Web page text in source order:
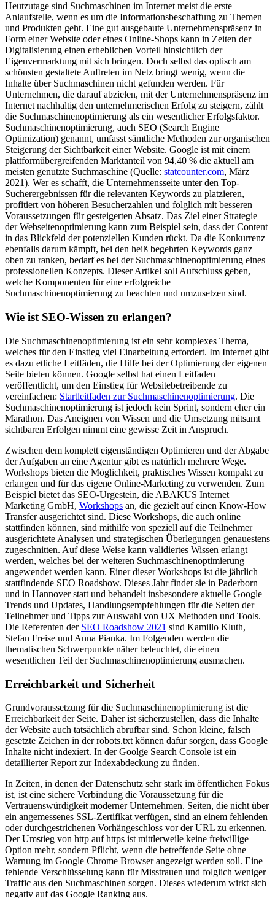
Heutzutage sind Suchmaschinen im Internet meist die erste
Anlaufstelle, wenn es um die Informationsbeschaffung zu Themen
und Produkten geht. Eine gut ausgebaute Unternehmenspräsenz in
Form einer Website oder eines Online-Shops kann in Zeiten der
Digitalisierung einen erheblichen Vorteil hinsichtlich der
Eigenvermarktung mit sich bringen. Doch selbst das optisch am
schönsten gestaltete Auftreten im Netz bringt wenig, wenn die
Inhalte über Suchmaschinen nicht gefunden werden. Für
Unternehmen, die darauf abzielen, mit der Unternehmenspräsenz im
Internet nachhaltig den unternehmerischen Erfolg zu steigern, zählt
die Suchmaschinenoptimierung als ein wesentlicher Erfolgsfaktor.
Suchmaschinenoptimierung, auch SEO (Search Engine
Optimization) genannt, umfasst sämtliche Methoden zur organischen
Steigerung der Sichtbarkeit einer Website. Google ist mit einem
plattformübergreifenden Marktanteil von 94,40 % die aktuell am
meisten genutzte Suchmaschine (Quelle: statcounter.com, März
2021). Wer es schafft, die Unternehmensseite unter den Top-
Sucherergebnissen für die relevanten Keywords zu platzieren,
profitiert von höheren Besucherzahlen und folglich mit besseren
Voraussetzungen für gesteigerten Absatz. Das Ziel einer Strategie
der Webseitenoptimierung kann zum Beispiel sein, dass der Content
in das Blickfeld der potenziellen Kunden rückt. Da die Konkurrenz
ebenfalls darum kämpft, bei den heiß begehrten Keywords ganz
oben zu ranken, bedarf es bei der Suchmaschinenoptimierung eines
professionellen Konzepts. Dieser Artikel soll Aufschluss geben,
welche Komponenten für eine erfolgreiche
Suchmaschinenoptimierung zu beachten und umzusetzen sind.
Wie ist SEO-Wissen zu erlangen?
Die Suchmaschinenoptimierung ist ein sehr komplexes Thema,
welches für den Einstieg viel Einarbeitung erfordert. Im Internet gibt
es dazu etliche Leitfäden, die Hilfe bei der Optimierung der eigenen
Seite bieten können. Google selbst hat einen Leitfaden
veröffentlicht, um den Einstieg für Websitebetreibende zu
vereinfachen: Startleitfaden zur Suchmaschinenoptimierung. Die
Suchmaschinenoptimierung ist jedoch kein Sprint, sondern eher ein
Marathon. Das Aneignen von Wissen und die Umsetzung mitsamt
sichtbaren Erfolgen nimmt eine gewisse Zeit in Anspruch.
Zwischen dem komplett eigenständigen Optimieren und der Abgabe
der Aufgaben an eine Agentur gibt es natürlich mehrere Wege.
Workshops bieten die Möglichkeit, praktisches Wissen kompakt zu
erlangen und für das eigene Online-Marketing zu verwenden. Zum
Beispiel bietet das SEO-Urgestein, die ABAKUS Internet
Marketing GmbH, Workshops an, die gezielt auf einen Know-How
Transfer ausgerichtet sind. Diese Workshops, die auch online
stattfinden können, sind mithilfe von speziell auf die Teilnehmer
ausgerichtete Analysen und strategischen Überlegungen genauestens
zugeschnitten. Auf diese Weise kann validiertes Wissen erlangt
werden, welches bei der weiteren Suchmaschinenoptimierung
angewendet werden kann. Einer dieser Workshops ist die jährlich
stattfindende SEO Roadshow. Dieses Jahr findet sie in Paderborn
und in Hannover statt und behandelt insbesondere aktuelle Google
Trends und Updates, Handlungsempfehlungen für die Seiten der
Teilnehmer und Tipps zur Auswahl von UX Methoden und Tools.
Die Referenten der SEO Roadshow 2021 sind Kamillo Kluth,
Stefan Freise und Anna Pianka. Im Folgenden werden die
thematischen Schwerpunkte näher beleuchtet, die einen
wesentlichen Teil der Suchmaschinenoptimierung ausmachen.
Erreichbarkeit und Sicherheit
Grundvoraussetzung für die Suchmaschinenoptimierung ist die
Erreichbarkeit der Seite. Daher ist sicherzustellen, dass die Inhalte
der Website auch tatsächlich abrufbar sind. Schon kleine, falsch
gesetzte Zeichen in der robots.txt können dafür sorgen, dass Google
Inhalte nicht indexiert. In der Goolge Search Console ist ein
detaillierter Report zur Indexabdeckung zu finden.
In Zeiten, in denen der Datenschutz sehr stark im öffentlichen Fokus
ist, ist eine sichere Verbindung die Voraussetzung für die
Vertrauenswürdigkeit moderner Unternehmen. Seiten, die nicht über
ein angemessenes SSL-Zertifikat verfügen, sind an einem fehlenden
oder durchgestrichenen Vorhängeschloss vor der URL zu erkennen.
Der Umstieg von http auf https ist mittlerweile keine freiwillige
Option mehr, sondern Pflicht, wenn die betreffende Seite ohne
Warnung im Google Chrome Browser angezeigt werden soll. Eine
fehlende Verschlüsselung kann für Misstrauen und folglich weniger
Traffic aus den Suchmaschinen sorgen. Dieses wiederum wirkt sich
negativ auf das Google Ranking aus.